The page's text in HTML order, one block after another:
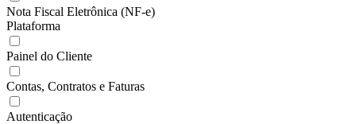
Nota Fiscal Eletrônica (NF-e)
Plataforma
Painel do Cliente
Contas, Contratos e Faturas
Autenticação